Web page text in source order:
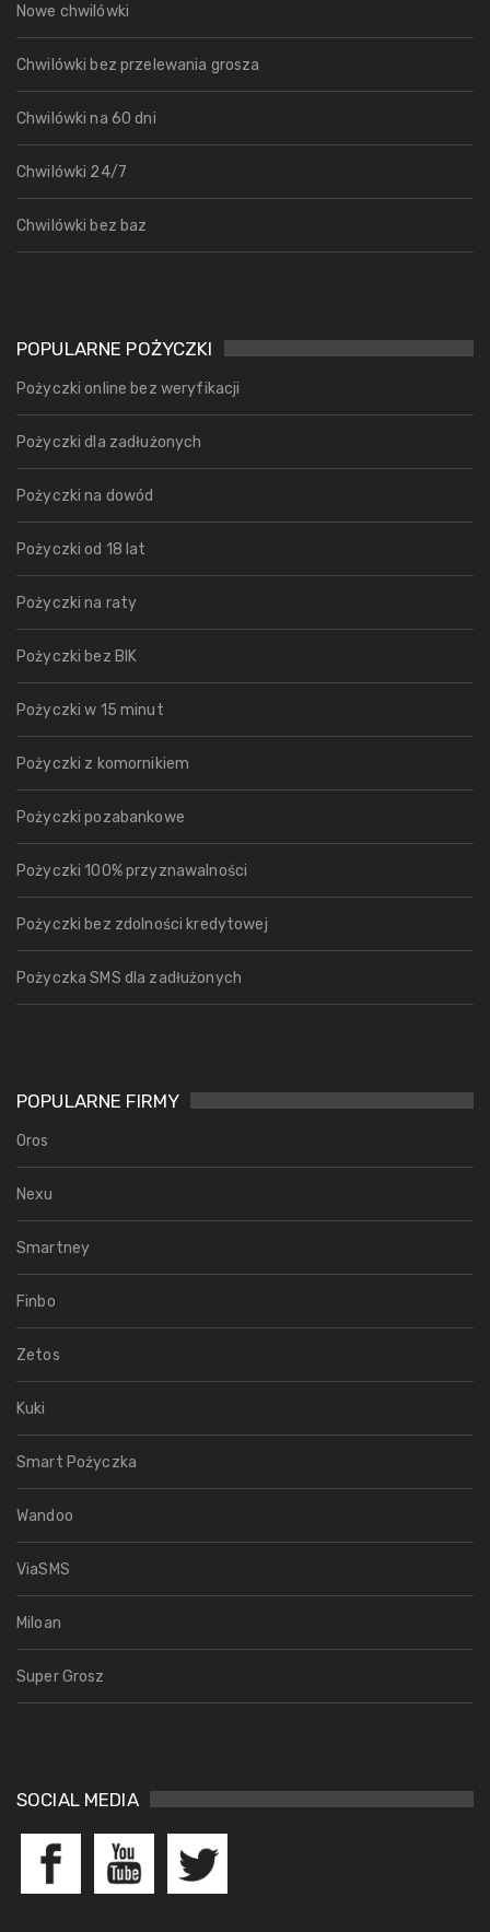
Nowe chwilówki
Chwilówki bez przelewania grosza
Chwilówki na 60 dni
Chwilówki 24/7
Chwilówki bez baz
POPULARNE POŻYCZKI
Pożyczki online bez weryfikacji
Pożyczki dla zadłużonych
Pożyczki na dowód
Pożyczki od 18 lat
Pożyczki na raty
Pożyczki bez BIK
Pożyczki w 15 minut
Pożyczki z komornikiem
Pożyczki pozabankowe
Pożyczki 100% przyznawalności
Pożyczki bez zdolności kredytowej
Pożyczka SMS dla zadłużonych
POPULARNE FIRMY
Oros
Nexu
Smartney
Finbo
Zetos
Kuki
Smart Pożyczka
Wandoo
ViaSMS
Miloan
Super Grosz
SOCIAL MEDIA